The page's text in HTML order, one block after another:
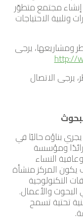
مجتمع متطوّر
وتلبية الاحتياجات
ومشاريعها، يرجى
http://
الاتصال
بناؤه حاليًا في
ومؤسسة
النساء
المركز منشأة
التكنولوجية
البحوث والأعمال.
٤٠٠ سرير مع بنية تحتية تسمح